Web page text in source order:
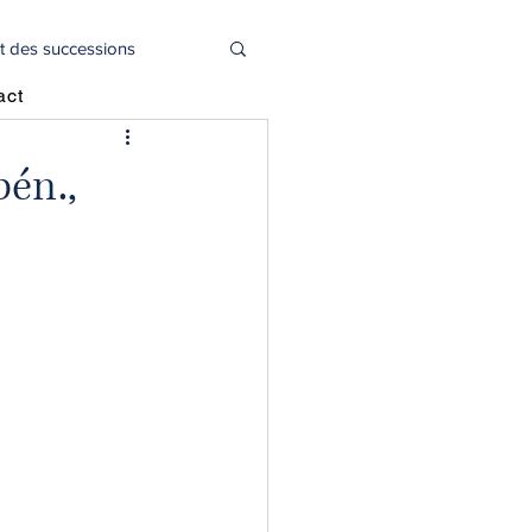
des successions
Actualité juridique